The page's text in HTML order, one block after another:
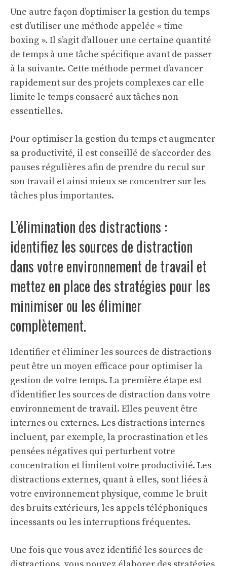
Une autre façon d’optimiser la gestion du temps
est d’utiliser une méthode appelée « time
boxing ». Il s’agit d’allouer une certaine quantité
de temps à une tâche spécifique avant de passer
à la suivante. Cette méthode permet d’avancer
rapidement sur des projets complexes car elle
limite le temps consacré aux tâches non
essentielles.
Pour optimiser la gestion du temps et augmenter
sa productivité, il est conseillé de s’accorder des
pauses régulières afin de prendre du recul sur
son travail et ainsi mieux se concentrer sur les
tâches plus importantes.
L’élimination des distractions :
identifiez les sources de distraction
dans votre environnement de travail et
mettez en place des stratégies pour les
minimiser ou les éliminer
complètement.
Identifier et éliminer les sources de distractions
peut être un moyen efficace pour optimiser la
gestion de votre temps. La première étape est
d’identifier les sources de distraction dans votre
environnement de travail. Elles peuvent être
internes ou externes. Les distractions internes
incluent, par exemple, la procrastination et les
pensées négatives qui perturbent votre
concentration et limitent votre productivité. Les
distractions externes, quant à elles, sont liées à
votre environnement physique, comme le bruit
des bruits extérieurs, les appels téléphoniques
incessants ou les interruptions fréquentes.
Une fois que vous avez identifié les sources de